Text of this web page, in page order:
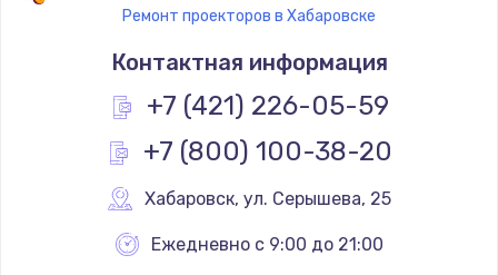
Ремонт проекторов в Хабаровске
Контактная информация
+7 (421) 226-05-59
+7 (800) 100-38-20
Хабаровск, ул. Серышева, 25
Ежедневно с 9:00 до 21:00